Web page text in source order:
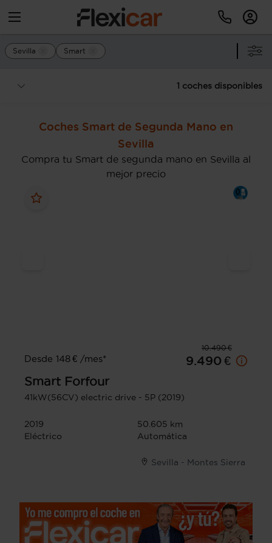
Sevilla Smart
1 coches disponibles
Coches Smart de Segunda Mano en
Sevilla
Compra tu Smart de segunda mano en Sevilla al
mejor precio
10.490 €
Desde 148 € /mes*
9.490 €
Smart Forfour
41kW(56CV) electric drive - 5P (2019)
2019
50.605 km
Eléctrico
Automática
Sevilla - Montes Sierra